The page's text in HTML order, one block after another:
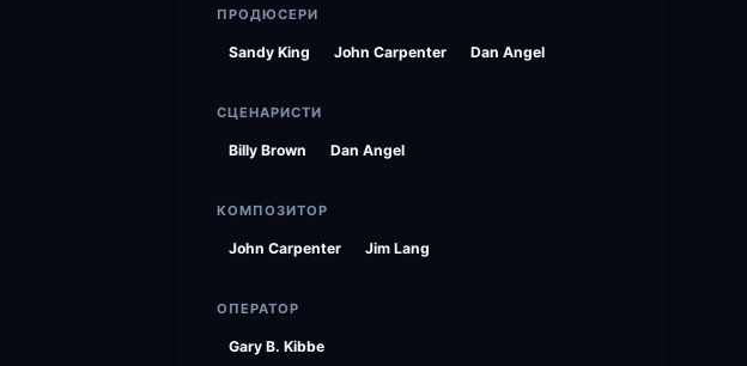
ПРОДЮСЕРИ
Sandy King John Carpenter Dan Angel
СЦЕНАРИСТИ
Billy Brown Dan Angel
КОМПОЗИТОР
John Carpenter Jim Lang
ОПЕРАТОР
Gary B. Kibbe